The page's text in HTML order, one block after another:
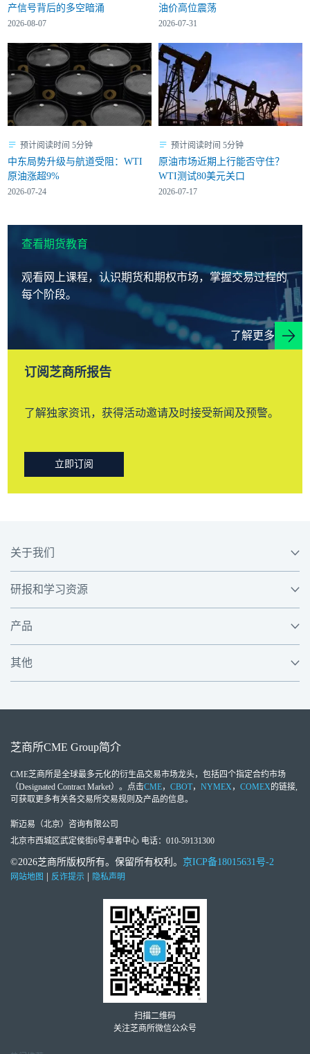
产信号背后的多空暗涌
2026-08-07
油价高位震荡
2026-07-31
预计阅读时间 5分钟
中东局势升级与航道受阻：WTI
原油涨超9%
2026-07-24
预计阅读时间 5分钟
原油市场近期上行能否守住？
WTI测试80美元关口
2026-07-17
查看期货教育
观看网上课程，认识期货和期权市场，掌握交易过程的
每个阶段。
了解更多
订阅芝商所报告
了解独家资讯，获得活动邀请及时接受新闻及预警。
立即订阅
关于我们
研报和学习资源
产品
其他
芝商所CME Group简介
CME芝商所是全球最多元化的衍生品交易市场龙头，包括四个指定合约市场
（Designated Contract Market）。点击CME， CBOT， NYMEX， COMEX的链接,
可获取更多有关各交易所交易规则及产品的信息。
斯迈易（北京）咨询有限公司
北京市西城区武定侯街6号卓著中心 电话：010-59131300
©2026芝商所版权所有。保留所有权利。 京ICP备18015631号-2
网站地图 反诈提示 隐私声明
扫描二维码
关注芝商所微信公众号